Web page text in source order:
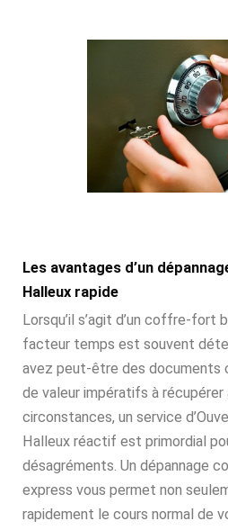
Les avantages d’un
Halleux rapide
Lorsqu’il s’agit d’un coffre-fort
facteur temps est souvent
avez peut-être des documents
de valeur impératifs à récupérer
circonstances, un service
Halleux réactif est primordial
désagréments. Un dépannage
express vous permet non
rapidement le cours normal de